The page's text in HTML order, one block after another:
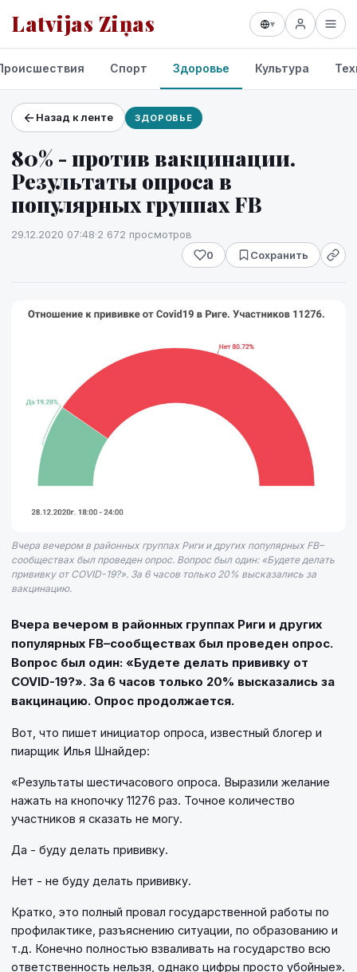
Latvijas Ziņas ▾
Проекты и сервисы
Прогноз погоды
Спорт Здоровье Культура
Назад к ленте ЗДОРОВЬЕ
80% - против вакцинации.
Результаты опроса в
популярных группах FB
29.12.2020 07:48·2 672 просмотров
0
Сохранить
Вчера вечером в районных группах Риги и других популярных FB–
сообществах был проведен опрос. Вопрос был один: «Будете делать
прививку от COVID-19?». За 6 часов только 20% высказались за
вакцинацию.
Вчера вечером в районных группах Риги и других
популярных FB–сообществах был проведен опрос.
Вопрос был один: «Будете делать прививку от
COVID-19?». За 6 часов только 20% высказались за
вакцинацию. Опрос продолжается.
Вот, что пишет инициатор опроса, известный блогер и
пиарщик Илья Шнайдер:
«Результаты шестичасового опроса. Выразили желание
нажать на кнопочку 11276 раз. Точное количество
участников я сказать не могу.
Да - буду делать прививку.
Нет - не буду делать прививку.
Кратко, это полный провал государственной работы по
профилактике, разъяснению ситуации, по образованию и
т.д. Конечно полностью взваливать на государство всю
ответственность нельзя, однако цифры просто убойные».